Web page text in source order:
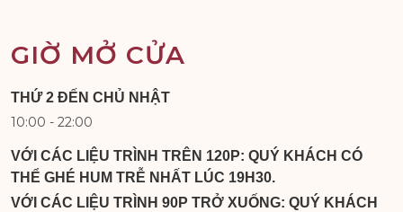
GIỜ MỞ CỬA
THỨ 2 ĐẾN CHỦ NHẬT
10:00 - 22:00
VỚI CÁC LIỆU TRÌNH TRÊN 120P: QUÝ KHÁCH CÓ
THỂ GHÉ HUM TRỄ NHẤT LÚC 19H30.
VỚI CÁC LIỆU TRÌNH 90P TRỞ XUỐNG: QUÝ KHÁCH